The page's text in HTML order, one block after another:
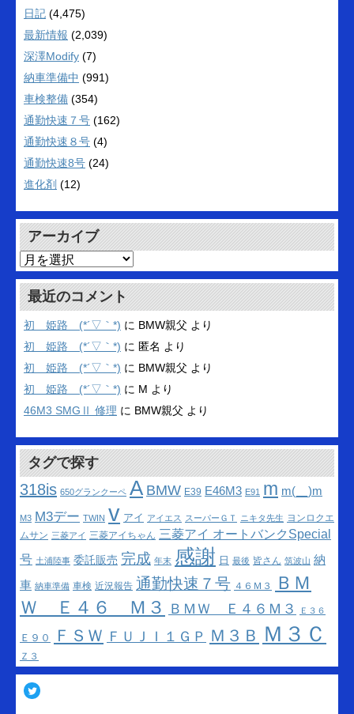
日記 (4,475)
最新情報 (2,039)
深澤Modify (7)
納車準備中 (991)
車検整備 (354)
通勤快速７号 (162)
通勤快速８号 (4)
通勤快速8号 (24)
進化剤 (12)
アーカイブ
ア
ー
カ
イ
ブ
最近のコメント
初 姫路 (*´▽｀*) に BMW親父 より
初 姫路 (*´▽｀*) に 匿名 より
初 姫路 (*´▽｀*) に BMW親父 より
初 姫路 (*´▽｀*) に M より
46M3 SMGⅡ 修理 に BMW親父 より
タグで探す
318is 650グランクーペ A BMW E39 E46M3 E91 m m(__)m
M3 M3デー TWIN v アイ アイエス スーパーＧＴ ニキタ先生 ヨンロクエ
ムサン 三菱アイ 三菱アイちゃん 三菱アイ オートバンクSpecial
号 土浦陸事 委託販売 完成 年末 感謝 日 最後 皆さん 筑波山 納
車 納車準備 車検 近況報告 通勤快速７号 ４６Ｍ３
ＢＭ
Ｗ Ｅ４６ Ｍ３
ＢＭＷ Ｅ４６Ｍ３ Ｅ３６
Ｅ９０ ＦＳＷ ＦＵＪＩ１ＧＰ Ｍ３Ｂ Ｍ３Ｃ
Ｚ３
Twitter